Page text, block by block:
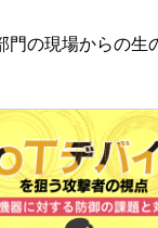
門の現場からの生